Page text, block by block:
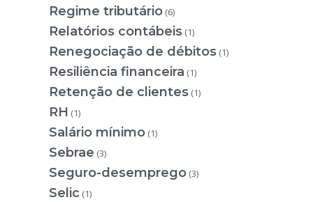
Regime tributário (6)
Relatórios contábeis (1)
Renegociação de débitos (1)
Resiliência financeira (1)
Retenção de clientes (1)
RH (1)
Salário mínimo (1)
Sebrae (3)
Seguro-desemprego (3)
Selic (1)